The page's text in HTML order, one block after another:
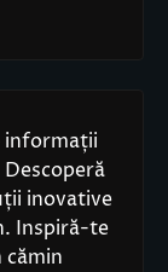
informații
inovative
Inspiră-te